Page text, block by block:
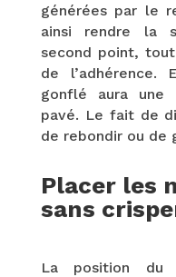
générées par le
ainsi rendre la
second point,
de
gonflé aura une
pavé. Le fait de
de rebondir ou de
Placer les
sans
La position du